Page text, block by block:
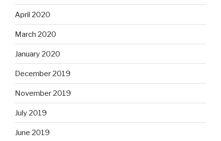
April 2020
March 2020
January 2020
December 2019
November 2019
July 2019
June 2019